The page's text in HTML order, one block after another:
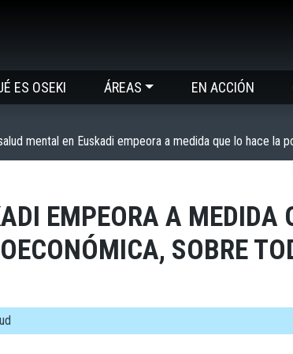
ES OSEKI ÁREAS EN ACCIÓN
mental en Euskadi empeora a medida que lo hace la
EMPEORA A MEDIDA
SOBRE